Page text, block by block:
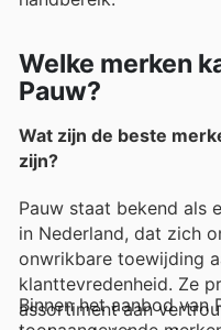
Welke merken
Pauw?
Wat zijn de beste
zijn?
Pauw staat bekend als
in Nederland, dat zich
onwrikbare toewijding
klanttevredenheid. Ze
assortiment aan
Binnen het aanbod van